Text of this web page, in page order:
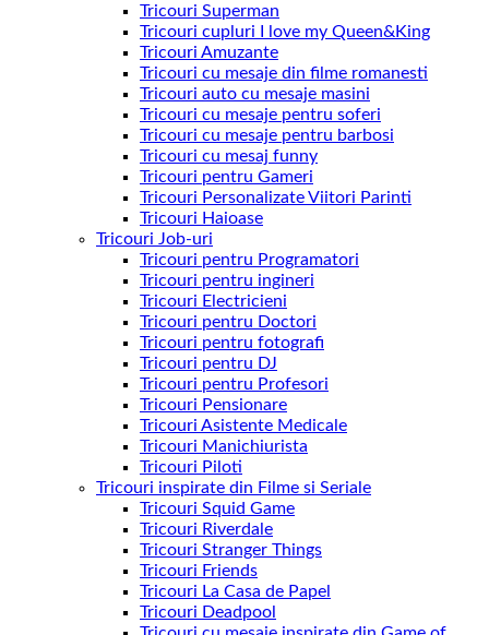
Tricouri Superman
Tricouri cupluri I love my Queen&King
Tricouri Amuzante
Tricouri cu mesaje din filme romanesti
Tricouri auto cu mesaje masini
Tricouri cu mesaje pentru soferi
Tricouri cu mesaje pentru barbosi
Tricouri cu mesaj funny
Tricouri pentru Gameri
Tricouri Personalizate Viitori Parinti
Tricouri Haioase
Tricouri Job-uri
Tricouri pentru Programatori
Tricouri pentru ingineri
Tricouri Electricieni
Tricouri pentru Doctori
Tricouri pentru fotografi
Tricouri pentru DJ
Tricouri pentru Profesori
Tricouri Pensionare
Tricouri Asistente Medicale
Tricouri Manichiurista
Tricouri Piloti
Tricouri inspirate din Filme si Seriale
Tricouri Squid Game
Tricouri Riverdale
Tricouri Stranger Things
Tricouri Friends
Tricouri La Casa de Papel
Tricouri Deadpool